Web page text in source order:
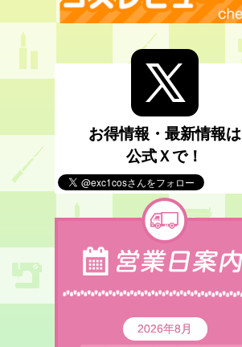
お得情報・最新情報は
公式Ｘで！
2026年8月